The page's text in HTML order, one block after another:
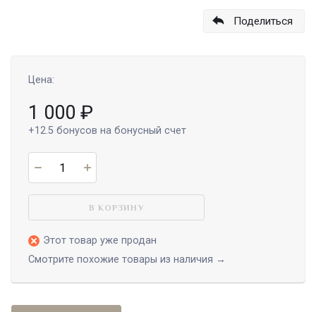
Поделиться
Цена:
1 000 ₽
+12.5 бонусов на бонусный счет
В КОРЗИНУ
Этот товар уже продан
Смотрите похожие товары из наличия →